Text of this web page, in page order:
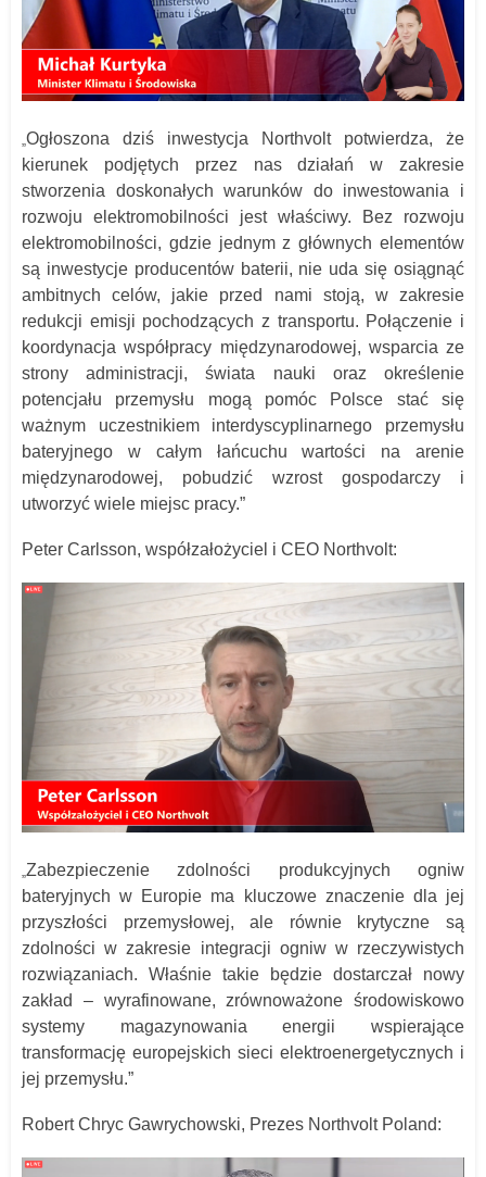
„Ogłoszona dziś inwestycja Northvolt potwierdza, że
kierunek podjętych przez nas działań w zakresie
stworzenia doskonałych warunków do inwestowania i
rozwoju elektromobilności jest właściwy. Bez rozwoju
elektromobilności, gdzie jednym z głównych elementów
są inwestycje producentów baterii, nie uda się osiągnąć
ambitnych celów, jakie przed nami stoją, w zakresie
redukcji emisji pochodzących z transportu. Połączenie i
koordynacja współpracy międzynarodowej, wsparcia ze
strony administracji, świata nauki oraz określenie
potencjału przemysłu mogą pomóc Polsce stać się
ważnym uczestnikiem interdyscyplinarnego przemysłu
bateryjnego w całym łańcuchu wartości na arenie
międzynarodowej, pobudzić wzrost gospodarczy i
utworzyć wiele miejsc pracy.”
Peter Carlsson, współzałożyciel i CEO Northvolt:
Zabezpieczenie zdolności produkcyjnych ogniw
bateryjnych w Europie ma kluczowe znaczenie dla jej
przyszłości przemysłowej, ale równie krytyczne są
zdolności w zakresie integracji ogniw w rzeczywistych
rozwiązaniach. Właśnie takie będzie dostarczał nowy
zakład – wyrafinowane, zrównoważone środowiskowo
systemy magazynowania energii wspierające
transformację europejskich sieci elektroenergetycznych i
jej przemysłu.”
Robert Chryc Gawrychowski, Prezes Northvolt Poland: